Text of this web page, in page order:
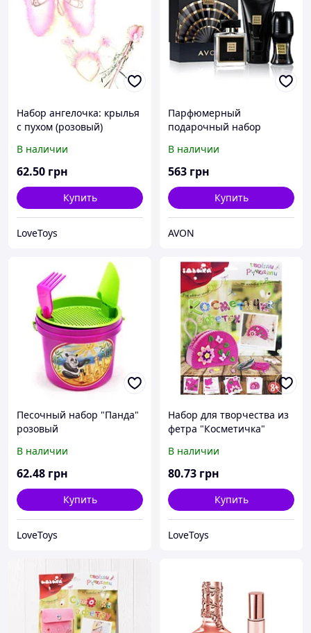
Набор ангелочка: крылья
с пухом (розовый)
В наличии
62.50 грн
Купить
LoveToys
Парфюмерный
подарочный набор
Dress
В наличии
563 грн
Купить
AVON
Песочный набор "Панда"
розовый
В наличии
62.48 грн
Купить
LoveToys
Набор для творчества из
фетра "Косметичка"
В наличии
80.73 грн
Купить
LoveToys